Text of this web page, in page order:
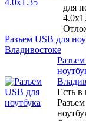
для
Разъем USB для
Владивостоке
Есть в